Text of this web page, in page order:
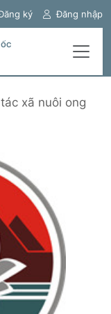
ký Đăng nhập
xã nuôi ong